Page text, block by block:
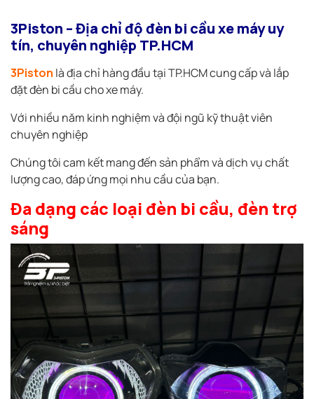
3Piston – Địa chỉ độ đèn bi cầu xe máy uy
tín, chuyên nghiệp TP.HCM
3Piston là địa chỉ hàng đầu tại TP.HCM cung cấp và lắp
đặt đèn bi cầu cho xe máy.
Với nhiều năm kinh nghiệm và đội ngũ kỹ thuật viên
chuyên nghiệp
Chúng tôi cam kết mang đến sản phẩm và dịch vụ chất
lượng cao, đáp ứng mọi nhu cầu của bạn.
Đa dạng các loại đèn bi cầu, đèn trợ
sáng